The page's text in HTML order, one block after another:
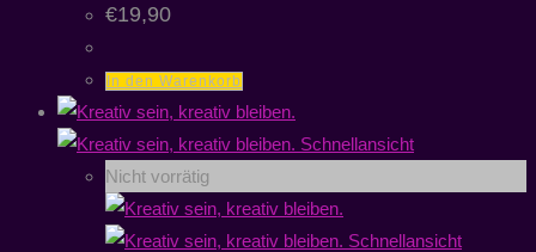
€19,90
In den Warenkorb
Schnellansicht
Nicht vorrätig
Schnellansicht